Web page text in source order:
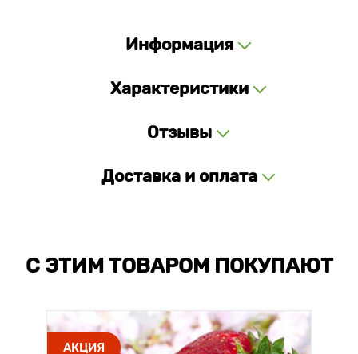
Информация
Характеристики
Отзывы
Доставка и оплата
С ЭТИМ ТОВАРОМ ПОКУПАЮТ
АКЦИЯ